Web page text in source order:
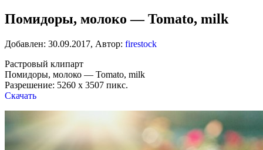
Помидоры, молоко — Tomato, milk
Добавлен: 30.09.2017, Автор: firestock
Растровый клипарт
Помидоры, молоко — Tomato, milk
Разрешение: 5260 x 3507 пикс.
Скачать